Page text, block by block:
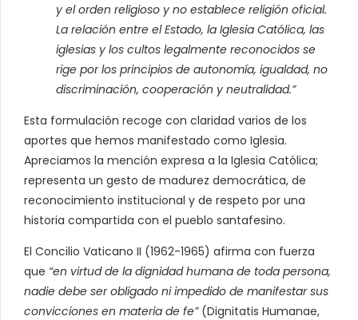
y el orden religioso y no establece religión oficial.
La relación entre el Estado, la Iglesia Católica, las
iglesias y los cultos legalmente reconocidos se
rige por los principios de autonomía, igualdad, no
discriminación, cooperación y neutralidad.”
Esta formulación recoge con claridad varios de los
aportes que hemos manifestado como Iglesia.
Apreciamos la mención expresa a la Iglesia Católica;
representa un gesto de madurez democrática, de
reconocimiento institucional y de respeto por una
historia compartida con el pueblo santafesino.
El Concilio Vaticano II (1962-1965) afirma con fuerza
que “en virtud de la dignidad humana de toda persona,
nadie debe ser obligado ni impedido de manifestar sus
convicciones en materia de fe”(Dignitatis Humanae,